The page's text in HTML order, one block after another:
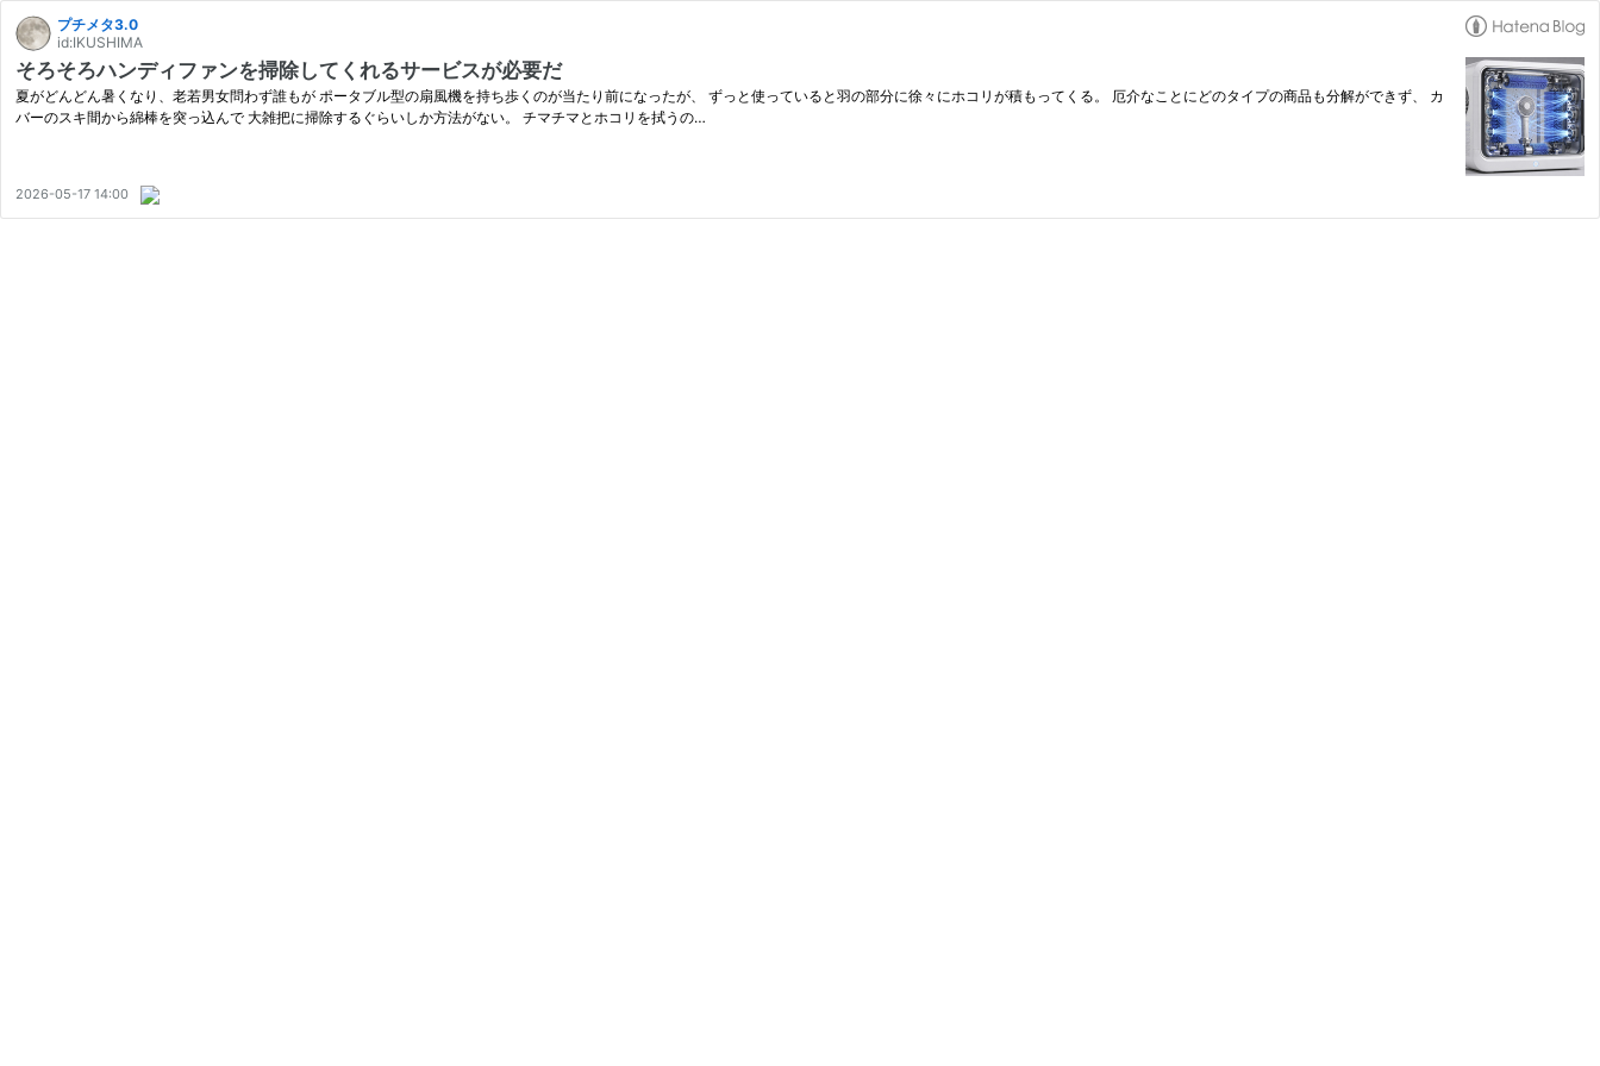
プチメタ3.0
id:IKUSHIMA
そろそろハンディファンを掃除してくれるサービスが必要だ
夏がどんどん暑くなり、老若男女問わず誰もが ポータブル型の扇風機を持ち歩くのが当たり前になったが、 ずっと使っていると羽の部分に徐々にホコリが積もってくる。 厄介なことにどのタイプの商品も分解ができず、 カ
バーのスキ間から綿棒を突っ込んで 大雑把に掃除するぐらいしか方法がない。 チマチマとホコリを拭うの…
2026-05-17 14:00